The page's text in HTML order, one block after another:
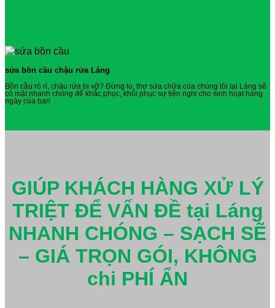
sửa bồn cầu chậu rửa Láng
Bồn cầu rò rỉ, chậu rửa bị vỡ? Đừng lo, thợ sửa chữa của chúng tôi tại Láng sẽ
có mặt nhanh chóng để khắc phục, khôi phục sự tiện nghi cho sinh hoạt hàng
ngày của bạn
GIÚP KHÁCH HÀNG XỬ LÝ
TRIỆT ĐỂ VẤN ĐỀ tại Láng
NHANH CHÓNG – SẠCH SẼ
– GIÁ TRỌN GÓI, KHÔNG
chi PHÍ ẨN